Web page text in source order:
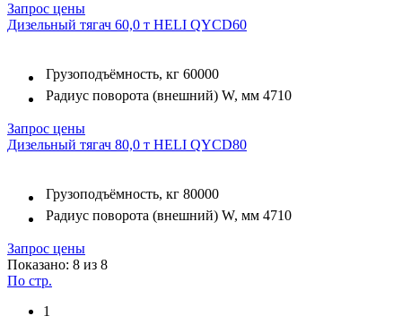
Запрос цены
Дизельный тягач 60,0 т HELI QYCD60
Грузоподъёмность, кг 60000
Радиус поворота (внешний) W, мм 4710
Запрос цены
Дизельный тягач 80,0 т HELI QYCD80
Грузоподъёмность, кг 80000
Радиус поворота (внешний) W, мм 4710
Запрос цены
Показано: 8 из 8
По стр.
1